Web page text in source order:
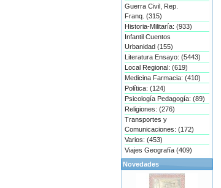
Guerra Civil, Rep.
Franq. (315)
Historia-Militaría: (933)
Infantil Cuentos
Urbanidad (155)
Literatura Ensayo: (5443)
Local Regional: (619)
Medicina Farmacia: (410)
Política: (124)
Psicología Pedagogía: (89)
Religiones: (276)
Transportes y
Comunicaciones: (172)
Varios: (453)
Viajes Geografía (409)
Novedades